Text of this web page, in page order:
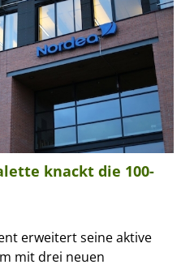
knackt die 100-
erweitert seine aktive
mit drei neuen